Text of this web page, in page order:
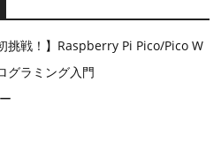
挑戦！】Raspberry Pi Pico/Pico W
グラミング入門